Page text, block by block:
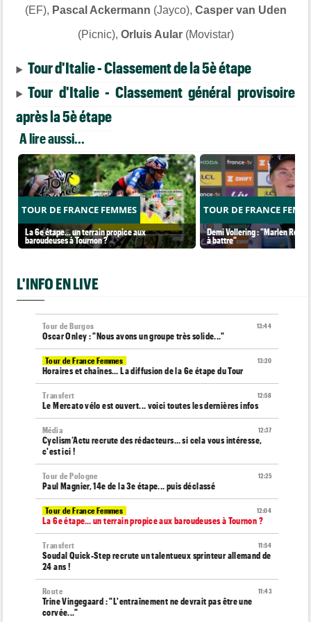
(EF), Pascal Ackermann (Jayco), Casper van Uden
(Picnic), Orluis Aular(Movistar)
Tour d'Italie - Classement de la 5è étape
Tour d'Italie - Classement général provisoire
après la 5è étape
A lire aussi...
TOUR DE FRANCE FEMMES
La 6e étape… un terrain propice aux
baroudeuses à Tournon ?
TOUR DE FRANCE
Demi Vollering : "Marlen
à battre"
L'INFO EN LIVE
13:44
Tour de Burgos
Oscar Onley : "Nous avons un groupe très solide..."
13:20
Tour de France Femmes
Horaires et chaînes… La diffusion de la 6e étape du Tour
12:58
Transfert
Le Mercato vélo est ouvert... voici toutes les dernières infos
12:37
Média
Cyclism’Actu recrute des rédacteurs… si cela vous intéresse,
c'est ici !
12:25
Tour de Pologne
Paul Magnier, 14e de la 3e étape... puis déclassé
12:04
Tour de France Femmes
La 6e étape… un terrain propice aux baroudeuses à Tournon ?
11:54
Transfert
Soudal Quick-Step recrute un talentueux sprinteur allemand de
24 ans !
11:43
Route
Trine Vingegaard : "L'entraînement ne devrait pas être une
corvée..."